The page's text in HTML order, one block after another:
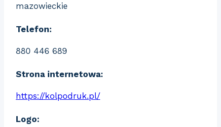
mazowieckie
Telefon:
880 446 689
Strona internetowa:
https://kolpodruk.pl/
Logo: